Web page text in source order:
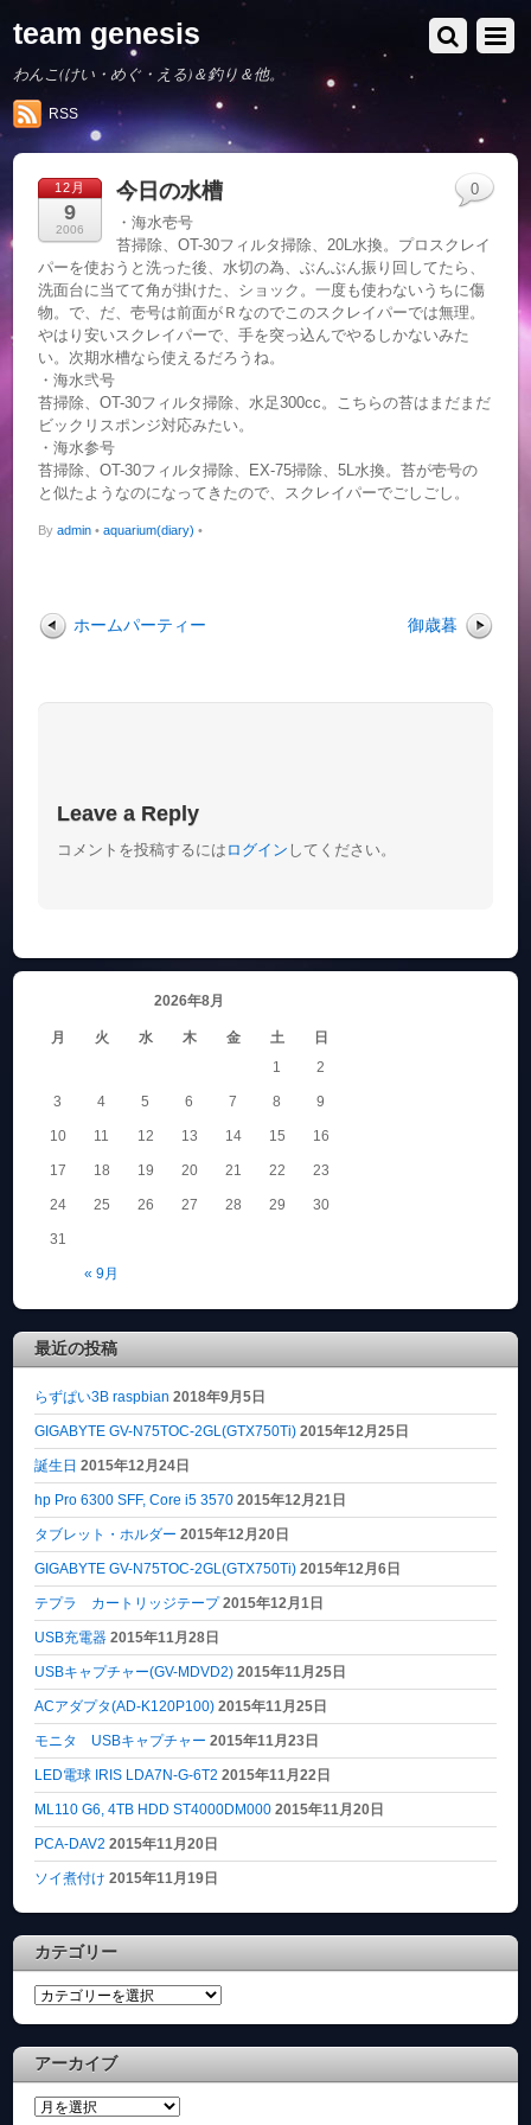
team genesis
わんこ(けい・めぐ・える)＆釣り＆他。
RSS
12月
9
2006
今日の水槽
・海水壱号
苔掃除、OT-30フィルタ掃除、20L水換。プロスクレイ
パーを使おうと洗った後、水切の為、ぶんぶん振り回してたら、
洗面台に当てて角が掛けた、ショック。一度も使わないうちに傷
物。で、だ、壱号は前面がＲなのでこのスクレイパーでは無理。
やはり安いスクレイパーで、手を突っ込んでやるしかないみた
い。次期水槽なら使えるだろうね。
・海水弐号
苔掃除、OT-30フィルタ掃除、水足300cc。こちらの苔はまだまだ
ビックリスポンジ対応みたい。
・海水参号
苔掃除、OT-30フィルタ掃除、EX-75掃除、5L水換。苔が壱号の
と似たようなのになってきたので、スクレイパーでごしごし。
Byadmin • aquarium(diary) •
0
ホームパーティー 御歳暮
Leave a Reply
コメントを投稿するには ログイン してください。
2026年8月
月 火 水 木 金 土 日
« 9月
1 2
3 4 5 6 7 8 9
10 11 12 13 14 15 16
17 18 19 20 21 22 23
24 25 26 27 28 29 30
31
最近の投稿
らずぱい3B raspbian 2018年9月5日
GIGABYTE GV-N75TOC-2GL(GTX750Ti) 2015年12月25日
誕生日 2015年12月24日
hp Pro 6300 SFF, Core i5 3570 2015年12月21日
タブレット・ホルダー 2015年12月20日
GIGABYTE GV-N75TOC-2GL(GTX750Ti) 2015年12月6日
テプラ カートリッジテープ 2015年12月1日
USB充電器 2015年11月28日
USBキャプチャー(GV-MDVD2) 2015年11月25日
ACアダプタ(AD-K120P100) 2015年11月25日
モニタ USBキャプチャー 2015年11月23日
LED電球 IRIS LDA7N-G-6T2 2015年11月22日
ML110 G6, 4TB HDD ST4000DM000 2015年11月20日
PCA-DAV2 2015年11月20日
ソイ煮付け 2015年11月19日
カテゴリー
カ
リ
ー
アーカイブ
ア